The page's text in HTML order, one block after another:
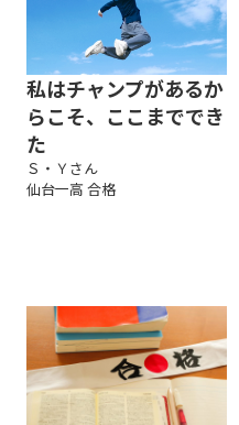
私はチャンプがあるか
らこそ、ここまででき
た
Ｓ・Ｙさん
仙台一高 合格